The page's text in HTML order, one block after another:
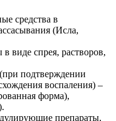
средства в
(Исла,
виде спрея, растворов,
подтверждении
воспаления) –
форма),
препараты,